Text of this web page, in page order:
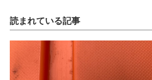
読まれている記事